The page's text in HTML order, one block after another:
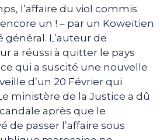
l’affaire du viol commis
un ! – par un Koweïtien
L’auteur de
a réussi à quitter le pays
qui a suscité une nouvelle
d’un 20 Février qui
ministère de la Justice a dû
après que le
de passer l’affaire sous